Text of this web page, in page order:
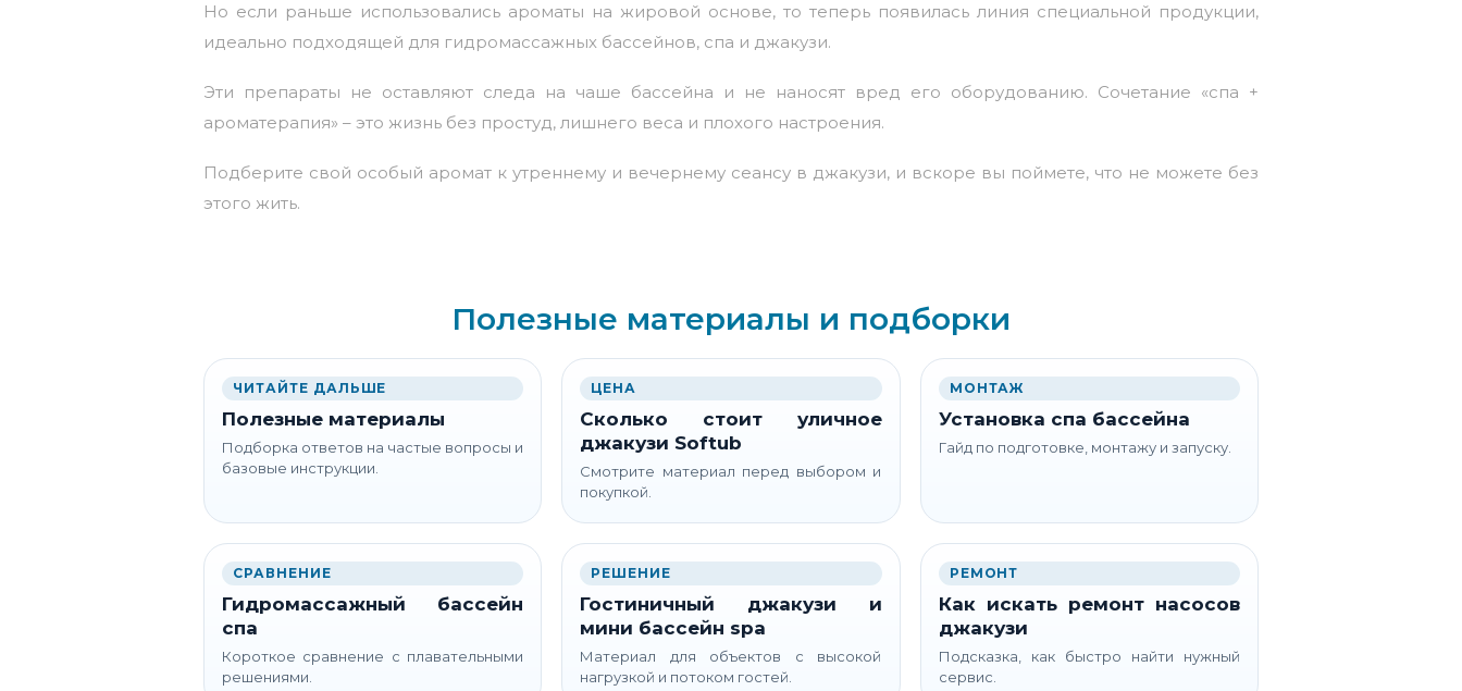
Но если раньше использовались ароматы на жировой основе, то теперь появилась линия специальной продукции,
идеально подходящей для гидромассажных бассейнов, спа и джакузи.
Эти препараты не оставляют следа на чаше бассейна и не наносят вред его оборудованию. Сочетание «спа +
ароматерапия» – это жизнь без простуд, лишнего веса и плохого настроения.
Подберите свой особый аромат к утреннему и вечернему сеансу в джакузи, и вскоре вы поймете, что не можете без
этого жить.
Полезные материалы и подборки
ЧИТАЙТЕ ДАЛЬШЕ
Полезные материалы
Подборка ответов на частые вопросы и
базовые инструкции.
ЦЕНА
Сколько стоит уличное
джакузи Softub
Смотрите материал перед выбором и
покупкой.
МОНТАЖ
Установка спа бассейна
Гайд по подготовке, монтажу и запуску.
СРАВНЕНИЕ
Гидромассажный бассейн
спа
Короткое сравнение с плавательными
решениями.
РЕШЕНИЕ
Гостиничный джакузи и
мини бассейн spa
Материал для объектов с высокой
нагрузкой и потоком гостей.
РЕМОНТ
Как искать ремонт насосов
джакузи
Подсказка, как быстро найти нужный
сервис.